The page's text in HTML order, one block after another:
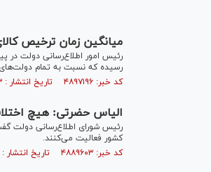
میانگین زمان ترخیص کالای
رسیده که نسبت به تمام
کد خبر: ۴۸۹۷۱۹۶ تاریخ انتشار : ۱۴۰۵/۰۲/۲۳
الیاس حضرتی: هیچ
رئیس شورای اطلاع‌رسانی دولت
کشور فعالیت می‌کنند.
کد خبر: ۴۸۸۹۶۰۳ تاریخ انتشار : ۱۴۰۵/۰۱/۱۲